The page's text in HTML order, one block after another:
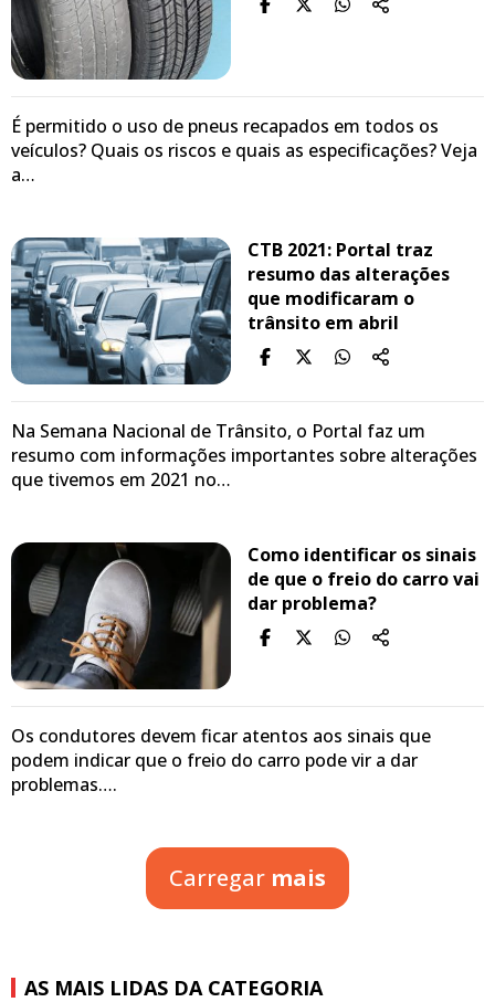
É permitido o uso de pneus recapados em todos os
veículos? Quais os riscos e quais as especificações? Veja
a…
CTB 2021: Portal traz
resumo das alterações
que modificaram o
trânsito em abril
Na Semana Nacional de Trânsito, o Portal faz um
resumo com informações importantes sobre alterações
que tivemos em 2021 no…
Como identificar os sinais
de que o freio do carro vai
dar problema?
Os condutores devem ficar atentos aos sinais que
podem indicar que o freio do carro pode vir a dar
problemas….
Carregar mais
AS MAIS LIDAS DA CATEGORIA